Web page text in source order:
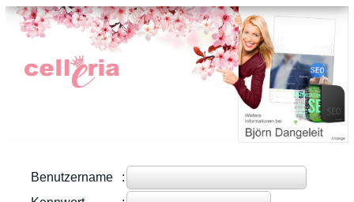
Benutzername
: